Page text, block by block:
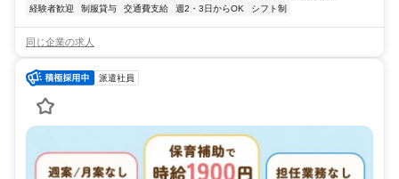
経験者歓迎
制服貸与 交通費支給 週2・3日からOK シフト制
同じ企業の求人
派遣社員